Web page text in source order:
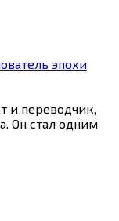
эпохи
и переводчик,
Он стал одним